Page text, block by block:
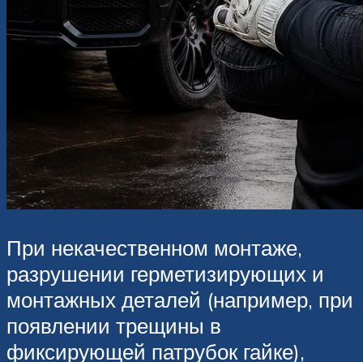
При некачественном монтаже,
разрушении герметизирующих и
монтажных деталей (например, при
появлении трещины в
фиксирующей патрубок гайке),